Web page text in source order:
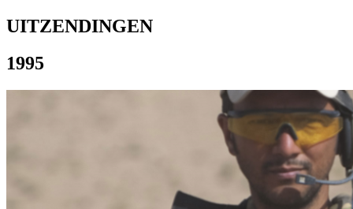
UITZENDINGEN
1995